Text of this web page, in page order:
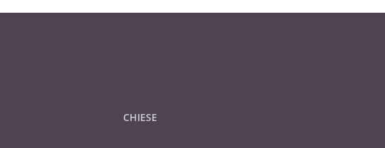
CHIESE